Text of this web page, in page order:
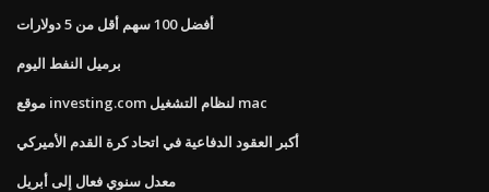
أفضل 100 سهم أقل من 5 دولارات
برميل النفط اليوم
موقع investing.com لنظام التشغيل mac
أكبر العقود الدفاعية في اتحاد كرة القدم الأميركي
معدل سنوي فعال إلى أبريل